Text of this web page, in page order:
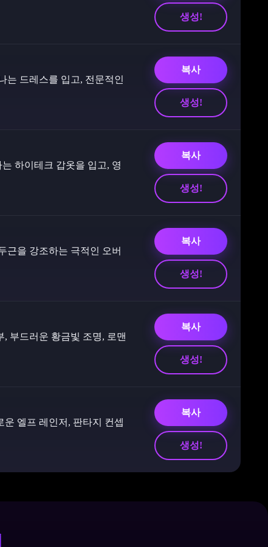
생성!
는 드레스를 입고, 전문적인
복사
생성!
하이테크 갑옷을 입고, 영
복사
생성!
근을 강조하는 극적인 오버
복사
생성!
부드러운 황금빛 조명, 로맨
복사
생성!
엘프 레인저, 판타지 컨셉
복사
생성!